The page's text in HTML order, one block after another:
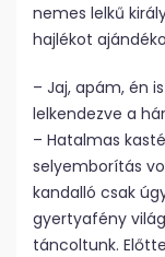
nemes lelkű
hajlékot
– Jaj, apám, én
lelkendezve a
– Hatalmas
selyemborítás
kandalló csak
gyertyafény
táncoltunk.